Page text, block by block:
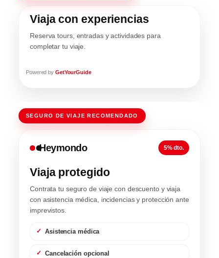
Viaja con experiencias
Reserva tours, entradas y actividades para
completar tu viaje.
Powered by GetYourGuide
SEGURO DE VIAJE RECOMENDADO
Heymondo 5% dto.
Viaja protegido
Contrata tu seguro de viaje con descuento y viaja
con asistencia médica, incidencias y protección ante
imprevistos.
Asistencia médica
Cancelación opcional